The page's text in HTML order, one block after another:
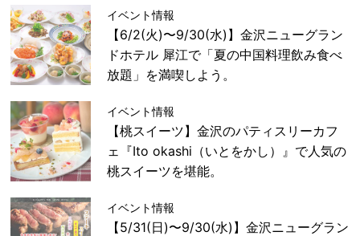
イベント情報
【6/2(火)〜9/30(水)】金沢ニューグラン
ドホテル 犀江で「夏の中国料理飲み食べ
放題」を満喫しよう。
イベント情報
【桃スイーツ】金沢のパティスリーカフ
ェ『Ito okashi（いとをかし）』で人気の
桃スイーツを堪能。
イベント情報
【5/31(日)〜9/30(水)】金沢ニューグラン